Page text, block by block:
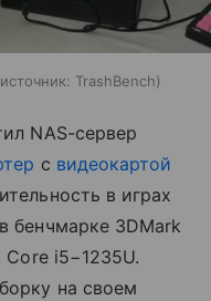
источник: TrashBench
NAS-сервер
с видеокартой
в играх
бенчмарке 3DMark
i5−1235U.
на своем